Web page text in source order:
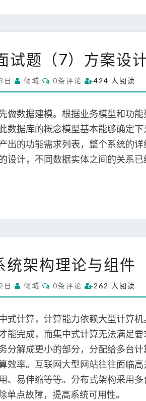
统
构
试
题
（
7
）
试题（7）方案设
日 倾城
C
O
M
E
N
T
S
0条评论 424 人阅读
做数据建模。根据业务模型和功
数据库的概念模型基本能够确定
出的功能需求列表，整个系统的
设计，不同数据实体之间的关系
布
系
架
构
理
论
与
组
件
统架构理论与组件
日 倾城
C
O
M
E
N
T
S
0条评论 262 人阅读
式计算，计算能力依赖大型计算
能完成，而集中式计算无法满足
分解成更小的部分，分配给多台
效率。互联网大型网站往往面临
易伸缩等等。分布式架构采用多
点故障，提高系统可用性。